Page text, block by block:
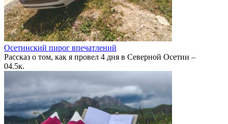
Осетинский пирог впечатлений
Рассказ о том, как я провел 4 дня в Северной Осетии –
04.5к.